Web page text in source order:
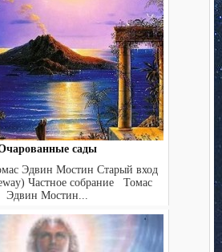
сады
Эдвин Мостин Старый вход
Частное собрание Томас
Эдвин Мостин...